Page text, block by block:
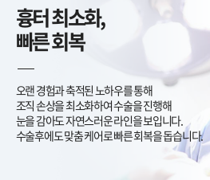
흉터 최소화,
빠른 회복
오랜 경험과 축적된 노하우를 통해
조직 손상을 최소화하여 수술을 진행해
눈을 감아도 자연스러운 라인을 보입니다.
수술후에도 맞춤 케어로 빠른 회복을 돕습니다.